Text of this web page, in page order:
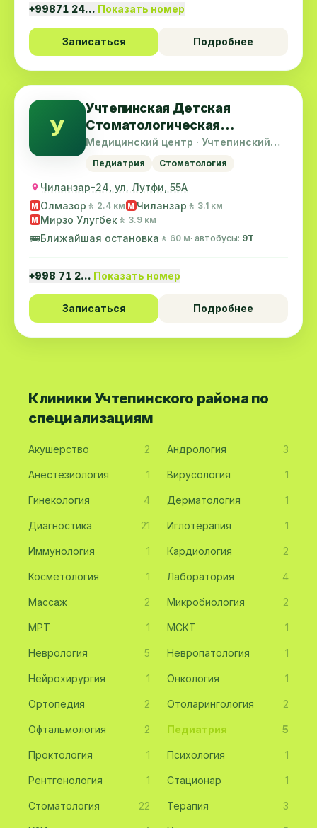
+99871 24… Показать номер
Записаться Подробнее
У
Учтепинская Детская
Стоматологическая
Поликлиника-3
Медицинский центр · Учтепинский
Педиатрия Стоматология
Чиланзар-24, ул. Лутфи, 55А
M Олмазор 🚶 2.4 км M Чиланзар 🚶 3.1 км
M Мирзо Улугбек 🚶 3.9 км
🚌Ближайшая остановка 🚶 60 м· автобусы: 9Т
+998 71 2… Показать номер
Записаться Подробнее
Клиники Учтепинского района по
специализациям
Акушерство 2 Андрология 3
Анестезиология 1 Вирусология 1
Гинекология 4 Дерматология 1
Диагностика 21 Иглотерапия 1
Иммунология 1 Кардиология 2
Косметология 1 Лаборатория 4
Массаж 2 Микробиология 2
МРТ 1 МСКТ 1
Неврология 5 Невропатология 1
Нейрохирургия 1 Онкология 1
Ортопедия 2 Отоларингология 2
Офтальмология 2 Педиатрия 5
Проктология 1 Психология 1
Рентгенология 1 Стационар 1
Стоматология 22 Терапия 3